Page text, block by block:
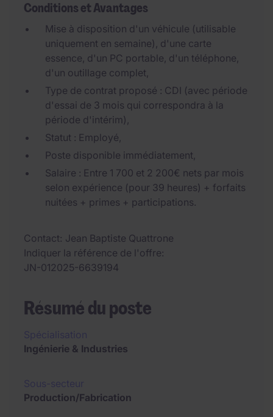
Conditions et Avantages
Mise à disposition d'un véhicule (utilisable
uniquement en semaine), d'une carte
essence, d'un PC portable, d'un téléphone,
d'un outillage complet,
Type de contrat proposé : CDI (avec période
d'essai de 3 mois qui correspondra à la
période d'intérim),
Statut : Employé,
Poste disponible immédiatement,
Salaire : Entre 1 700 et 2 200€ nets par mois
selon expérience (pour 39 heures) + forfaits
nuitées + primes + participations.
Contact Jean Baptiste Quattrone
Indiquer la référence de l'offre
JN-012025-6639194
Résumé du poste
Ingénierie & Industries
Production/Fabrication